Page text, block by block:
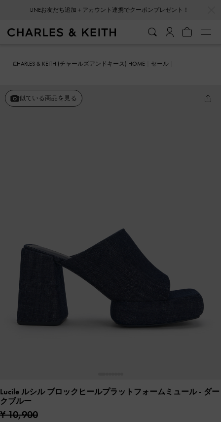
会員登録＋ニュースレター登録で10%OFFクーポンプレゼント！
CHARLES & KEITH (チャールズアンドキース) HOME
セール
似ている商品を見る
Lucile ルシル ブロックヒールプラットフォームミュール- ダー
クブルー
¥ 10,900